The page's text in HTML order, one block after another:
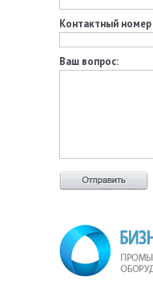
Контактный
Ваш вопрос: